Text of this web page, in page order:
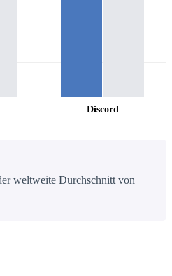
Discord
weltweite Durchschnitt von